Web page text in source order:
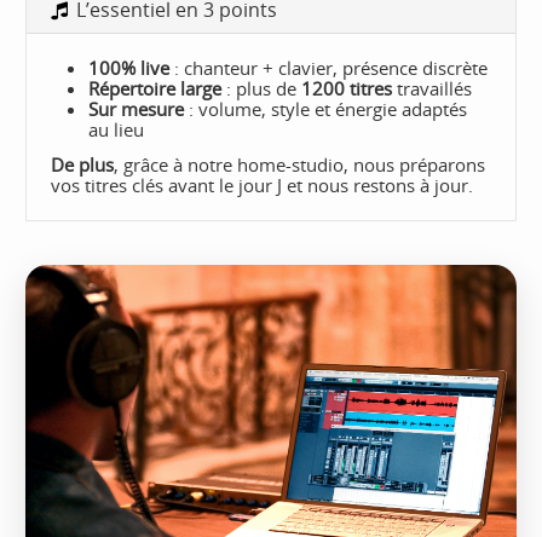
L’essentiel en 3 points
100% live: chanteur + clavier, présence discrète
Répertoire large: plus de 1200 titrestravaillés
Sur mesure: volume, style et énergie adaptés
au lieu
De plus, grâce à notre home-studio, nous préparons
vos titres clés avant le jour J et nous restons à jour.